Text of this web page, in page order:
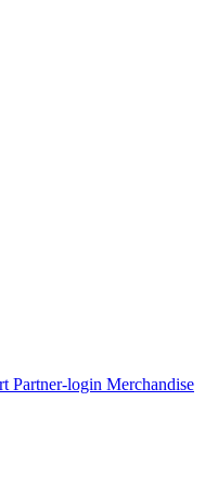
Partner-login Merchandise